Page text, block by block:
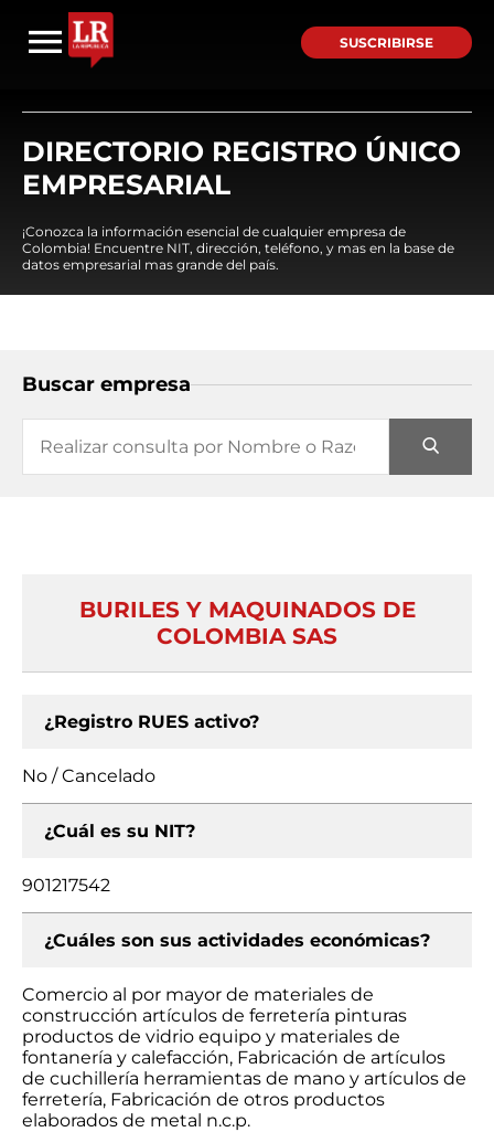
SUSCRIBIRSE
DIRECTORIO REGISTRO ÚNICO
EMPRESARIAL
¡Conozca la información esencial de cualquier empresa de
Colombia! Encuentre NIT, dirección, teléfono, y mas en la base de
datos empresarial mas grande del país.
Buscar empresa
BURILES Y MAQUINADOS DE
COLOMBIA SAS
¿Registro RUES activo?
No / Cancelado
¿Cuál es su NIT?
901217542
¿Cuáles son sus actividades económicas?
Comercio al por mayor de materiales de
construcción artículos de ferretería pinturas
productos de vidrio equipo y materiales de
fontanería y calefacción, Fabricación de artículos
de cuchillería herramientas de mano y artículos de
ferretería, Fabricación de otros productos
elaborados de metal n.c.p.